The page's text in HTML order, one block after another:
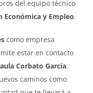
del equipo técnico
Económica y Empleo.
como empresa
estar en contacto
Corbato García.
caminos como